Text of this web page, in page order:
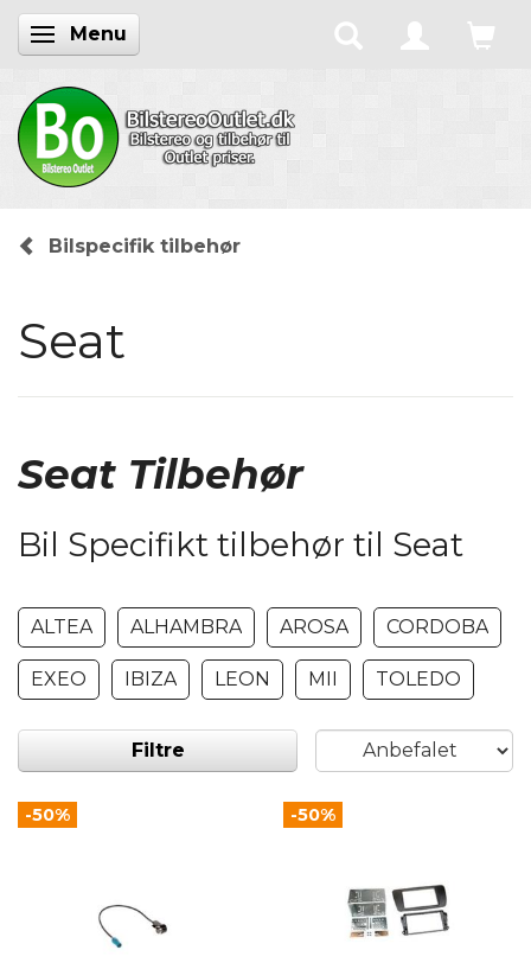
Skifte navigation
Menu
Bilspecifik tilbehør
Seat
Seat Tilbehør
Bil Specifikt tilbehør til Seat
ALTEA ALHAMBRA AROSA CORDOBA
EXEO IBIZA LEON MII TOLEDO
Filtre
-50% -50%